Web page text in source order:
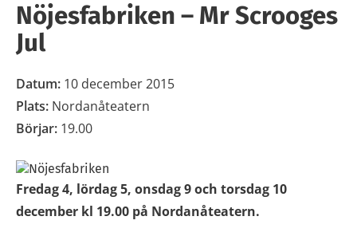
Nöjesfabriken – Mr Scrooges
Jul
Datum: 10 december 2015
Plats: Nordanåteatern
Börjar: 19.00
Fredag 4, lördag 5, onsdag 9 och torsdag 10
december kl 19.00 på Nordanåteatern.